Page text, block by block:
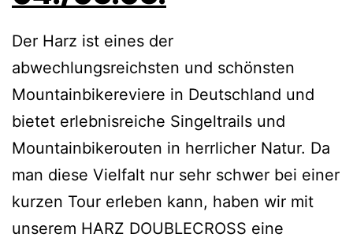
Der Harz ist eines der
abwechlungsreichsten und schönsten
Mountainbikereviere in Deutschland und
bietet erlebnisreiche Singeltrails und
Mountainbikerouten in herrlicher Natur. Da
man diese Vielfalt nur sehr schwer bei einer
kurzen Tour erleben kann, haben wir mit
unserem HARZ DOUBLECROSS eine